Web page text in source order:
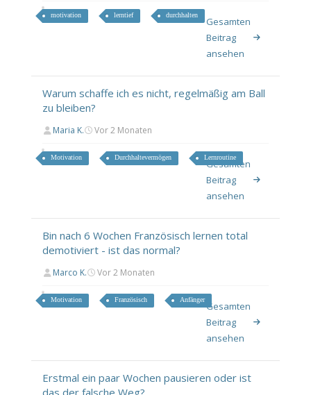
motivation lerntief durchhalten
Gesamten
Beitrag
ansehen
Warum schaffe ich es nicht, regelmäßig am Ball
zu bleiben?
Maria K. Vor 2 Monaten
Motivation Durchhaltevermögen Lernroutine
Gesamten
Beitrag
ansehen
Bin nach 6 Wochen Französisch lernen total
demotiviert - ist das normal?
Marco K. Vor 2 Monaten
Motivation Französisch Anfänger
Gesamten
Beitrag
ansehen
Erstmal ein paar Wochen pausieren oder ist
das der falsche Weg?